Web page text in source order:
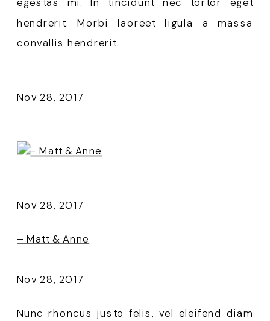
egestas mi. In tincidunt nec tortor eget
hendrerit. Morbi laoreet ligula a massa
convallis hendrerit.
Nov 28, 2017
Nov 28, 2017
– Matt & Anne
Nov 28, 2017
Nunc rhoncus justo felis, vel eleifend diam